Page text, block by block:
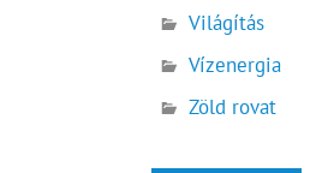
Világítás
Vízenergia
Zöld rovat